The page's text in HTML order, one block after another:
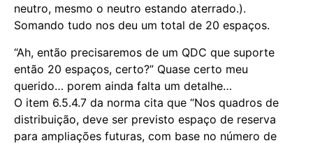
neutro, mesmo o neutro estando aterrado.).
Somando tudo nos deu um total de 20 espaços.
“Ah, então precisaremos de um QDC que suporte
então 20 espaços, certo?” Quase certo meu
querido… porem ainda falta um detalhe…
O item 6.5.4.7 da norma cita que “Nos quadros de
distribuição, deve ser previsto espaço de reserva
para ampliações futuras, com base no número de